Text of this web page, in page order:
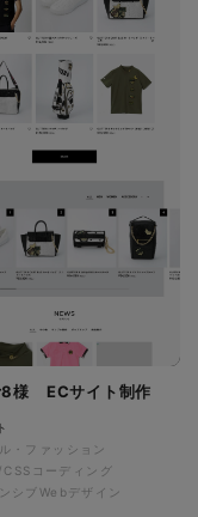
様 ECサイト制作
・ファッション
コーディング
シブWebデザイン